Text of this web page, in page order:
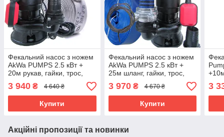
Фекальний насос з ножем
AkWa PUMPS 2.5 кВт +
20м рукав, гайки, трос,
3 940 ₴ 4 640 ₴
Купити
Фекальний насос з ножем
AkWa PUMPS 2.5 кВт +
25м шланг, гайки, трос,
3 970₴ 4 670 ₴
Купити
3
Акційні пропозиції та новинки